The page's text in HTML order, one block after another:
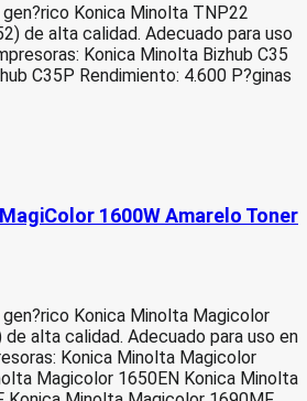
Konica Minolta TNP22
de alta calidad. Adecuado para uso
Konica Minolta Bizhub C35
C35P Rendimiento: 4.600 P?ginas
1600W Amarelo Toner
Konica Minolta Magicolor
de alta calidad. Adecuado para uso en
Konica Minolta Magicolor
Magicolor 1650EN Konica Minolta